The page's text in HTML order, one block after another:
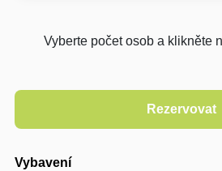
Vyberte počet osob a klikněte
Vybavení